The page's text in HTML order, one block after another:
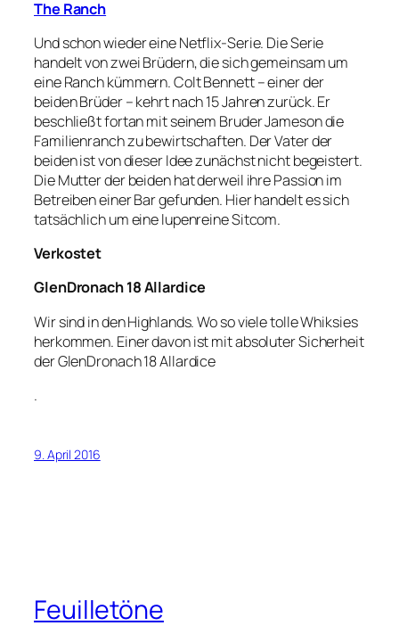
The Ranch
Und schon wieder eine Netflix-Serie. Die Serie
handelt von zwei Brüdern, die sich gemeinsam um
eine Ranch kümmern. Colt Bennett – einer der
beiden Brüder – kehrt nach 15 Jahren zurück. Er
beschließt fortan mit seinem Bruder Jameson die
Familienranch zu bewirtschaften. Der Vater der
beiden ist von dieser Idee zunächst nicht begeistert.
Die Mutter der beiden hat derweil ihre Passion im
Betreiben einer Bar gefunden. Hier handelt es sich
tatsächlich um eine lupenreine Sitcom.
Verkostet
GlenDronach 18 Allardice
Wir sind in den Highlands. Wo so viele tolle Whiksies
herkommen. Einer davon ist mit absoluter Sicherheit
der GlenDronach 18 Allardice
.
9. April 2016
Feuilletöne